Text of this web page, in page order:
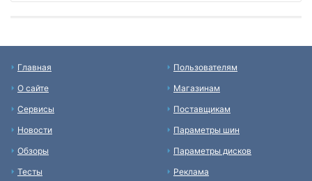
Главная
О сайте
Сервисы
Новости
Обзоры
Тесты
Пользователям
Магазинам
Поставщикам
Параметры шин
Параметры дисков
Реклама